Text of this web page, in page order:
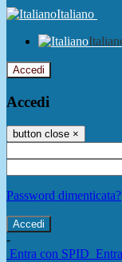
Italiano
Accedi
Accedi
button close ×
Password dimenticata?
-
Entra con SPID